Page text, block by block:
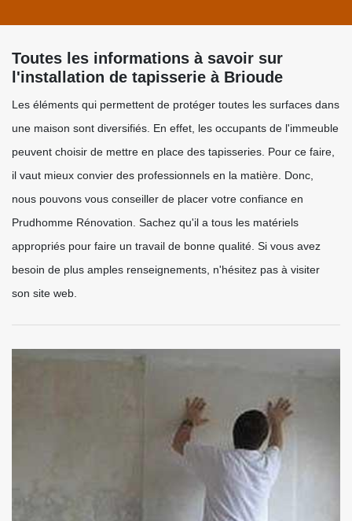
Toutes les informations à savoir sur
l'installation de tapisserie à Brioude
Les éléments qui permettent de protéger toutes les surfaces dans
une maison sont diversifiés. En effet, les occupants de l'immeuble
peuvent choisir de mettre en place des tapisseries. Pour ce faire,
il vaut mieux convier des professionnels en la matière. Donc,
nous pouvons vous conseiller de placer votre confiance en
Prudhomme Rénovation. Sachez qu'il a tous les matériels
appropriés pour faire un travail de bonne qualité. Si vous avez
besoin de plus amples renseignements, n'hésitez pas à visiter
son site web.